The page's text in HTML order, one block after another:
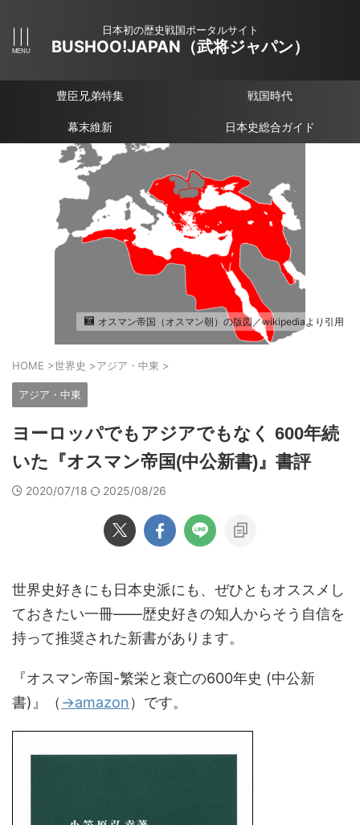
日本初の歴史戦国ポータルサイト
BUSHOO!JAPAN（武将ジャパン）
豊臣兄弟特集 戦国時代
幕末維新 日本史総合ガイド
オスマン帝国（オスマン朝）の版図／wikipediaより引用
HOME >世界史 >アジア・中東 >
アジア・中東
ヨーロッパでもアジアでもなく 600年続
いた『オスマン帝国(中公新書)』書評
2020/07/18 2025/08/26
世界史好きにも日本史派にも、ぜひともオススメし
ておきたい一冊――歴史好きの知人からそう自信を
持って推奨された新書があります。
『オスマン帝国-繁栄と衰亡の600年史 (中公新
書)』（ →amazon）です。